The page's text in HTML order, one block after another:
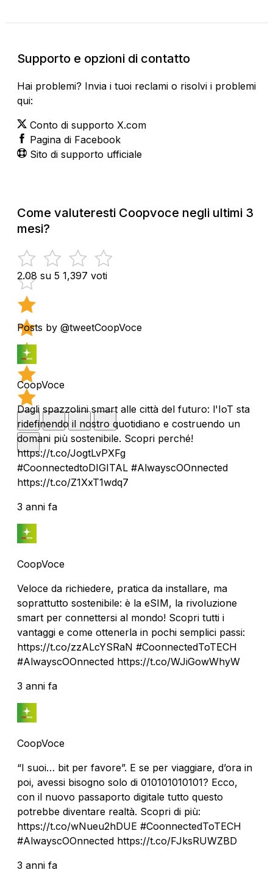
Supporto e opzioni di contatto
Hai problemi? Invia i tuoi reclami o risolvi i problemi
qui:
Conto di supporto X.com
Pagina di Facebook
Sito di supporto ufficiale
Come valuteresti Coopvoce negli ultimi 3
mesi?
2.08 su 5 1,397 voti
Posts by @tweetCoopVoce
CoopVoce
Dagli spazzolini smart alle città del futuro: l'IoT sta
ridefinendo il nostro quotidiano e costruendo un
domani più sostenibile. Scopri perché!
https://t.co/JogtLvPXFg
#CoonnectedtoDIGITAL #AlwayscOOnnected
https://t.co/Z1XxT1wdq7
3 anni fa
CoopVoce
Veloce da richiedere, pratica da installare, ma
soprattutto sostenibile: è la eSIM, la rivoluzione
smart per connettersi al mondo! Scopri tutti i
vantaggi e come ottenerla in pochi semplici passi:
https://t.co/zzALcYSRaN #CoonnectedToTECH
#AlwayscOOnnected https://t.co/WJiGowWhyW
3 anni fa
CoopVoce
“I suoi… bit per favore”. E se per viaggiare, d’ora in
poi, avessi bisogno solo di 010101010101? Ecco,
con il nuovo passaporto digitale tutto questo
potrebbe diventare realtà. Scopri di più:
https://t.co/wNueu2hDUE #CoonnectedToTECH
#AlwayscOOnnected https://t.co/FJksRUWZBD
3 anni fa